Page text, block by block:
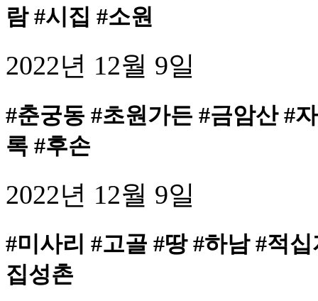
람 #시집 #소원
2022년 12월 9일
#춘궁동 #초원가든 #금암산 #
록 #후손
2022년 12월 9일
#미사리 #고골 #땅 #하남 #적
집성촌